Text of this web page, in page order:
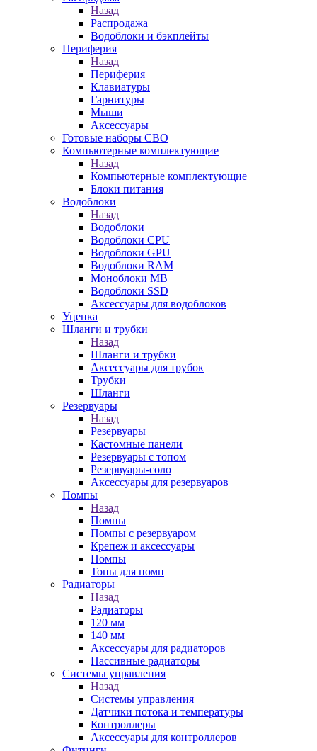
Назад
Распродажа
Водоблоки и бэкплейты
Периферия
Назад
Периферия
Клавиатуры
Гарнитуры
Мыши
Аксессуары
Готовые наборы СВО
Компьютерные комплектующие
Назад
Компьютерные комплектующие
Блоки питания
Водоблоки
Назад
Водоблоки
Водоблоки CPU
Водоблоки GPU
Водоблоки RAM
Моноблоки MB
Водоблоки SSD
Аксессуары для водоблоков
Уценка
Шланги и трубки
Назад
Шланги и трубки
Аксессуары для трубок
Трубки
Шланги
Резервуары
Назад
Резервуары
Кастомные панели
Резервуары с топом
Резервуары-соло
Аксессуары для резервуаров
Помпы
Назад
Помпы
Помпы с резервуаром
Крепеж и аксессуары
Помпы
Топы для помп
Радиаторы
Назад
Радиаторы
120 мм
140 мм
Аксессуары для радиаторов
Пассивные радиаторы
Системы управления
Назад
Системы управления
Датчики потока и температуры
Контроллеры
Аксессуары для контроллеров